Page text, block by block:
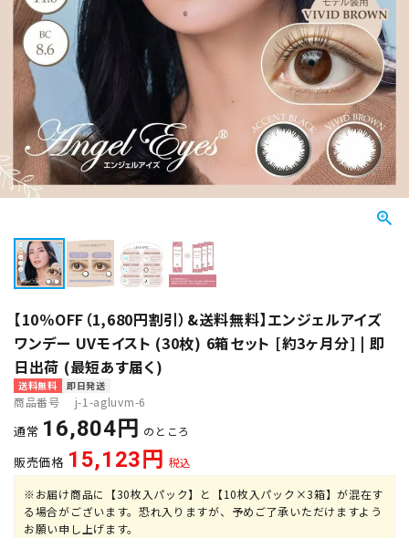
【10％OFF（1,680円割引）&送料無料】エンジェルアイズ
ワンデー UVモイスト (30枚) 6箱セット [約3ヶ月分] | 即
日出荷 (最短あす届く)
送料無料 即日発送
商品番号 j-1-agluvm-6
通常 16,804 のところ
販売価格 15,123 税込
※お届け商品に【30枚入パック】と【10枚入パック×3箱】が混在す
る場合がございます。恐れ入りますが、予めご了承いただけますよう
お願い申し上げます。